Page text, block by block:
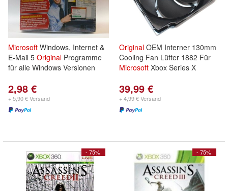
Microsoft Windows, Internet &
E-Mail 5 Original Programme
für alle Windows Versionen
2,98 €
+ 5,90 € Versand
Original OEM Interner 130mm
Cooling Fan Lüfter 1882 Für
Microsoft Xbox Series X
39,99 €
+ 4,99 € Versand
- 75% - 75%